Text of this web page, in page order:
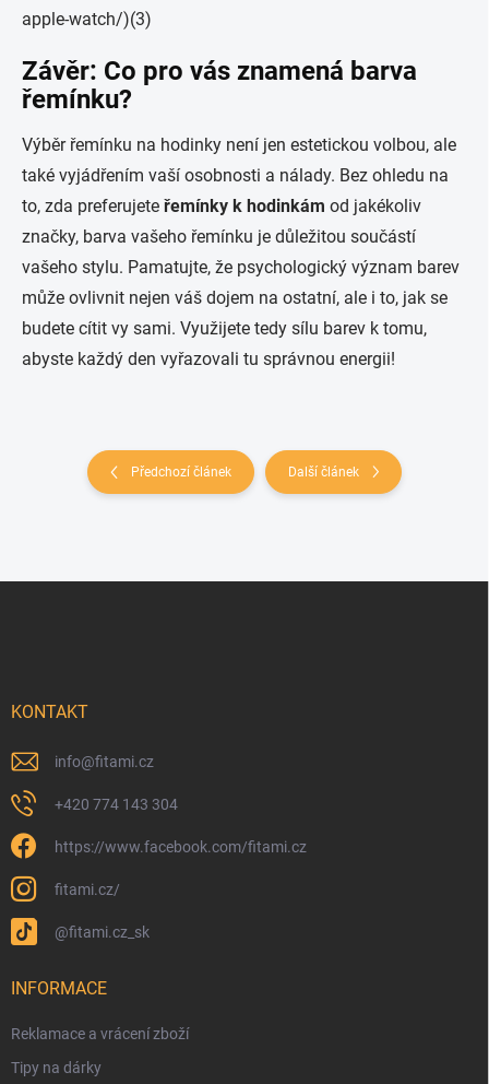
apple-watch/)(3)
Závěr: Co pro vás znamená barva
řemínku?
Výběr řemínku na hodinky není jen estetickou volbou, ale
také vyjádřením vaší osobnosti a nálady. Bez ohledu na
to, zda preferujete řemínky k hodinkám od jakékoliv
značky, barva vašeho řemínku je důležitou součástí
vašeho stylu. Pamatujte, že psychologický význam barev
může ovlivnit nejen váš dojem na ostatní, ale i to, jak se
budete cítit vy sami. Využijete tedy sílu barev k tomu,
abyste každý den vyřazovali tu správnou energii!
Předchozí článek Další článek
KONTAKT
info@fitami.cz
+420 774 143 304
https://www.facebook.com/fitami.cz
fitami.cz/
@fitami.cz_sk
INFORMACE
Reklamace a vrácení zboží
Tipy na dárky